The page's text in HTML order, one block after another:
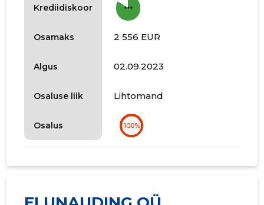
Krediidiskoor
Osamaks
Algus
Osaluse liik
Osalus
more_horiz
2 556 EUR
02.09.2023
Lihtomand
100%